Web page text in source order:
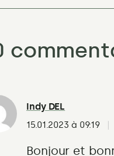
Indy DEL
15.01.2023 à 09:19
Bonjour et